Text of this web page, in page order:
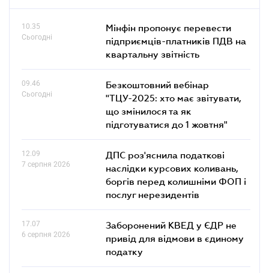
10.35
Сьогодні
Мінфін пропонує перевести
підприємців-платників ПДВ на
квартальну звітність
09.46
Сьогодні
Безкоштовний вебінар
"ТЦУ-2025: хто має звітувати,
що змінилося та як
підготуватися до 1 жовтня"
12.09
7 серпня 2026
ДПС роз'яснила податкові
наслідки курсових коливань,
боргів перед колишніми ФОП і
послуг нерезидентів
17.07
6 серпня 2026
Заборонений КВЕД у ЄДР не
привід для відмови в єдиному
податку